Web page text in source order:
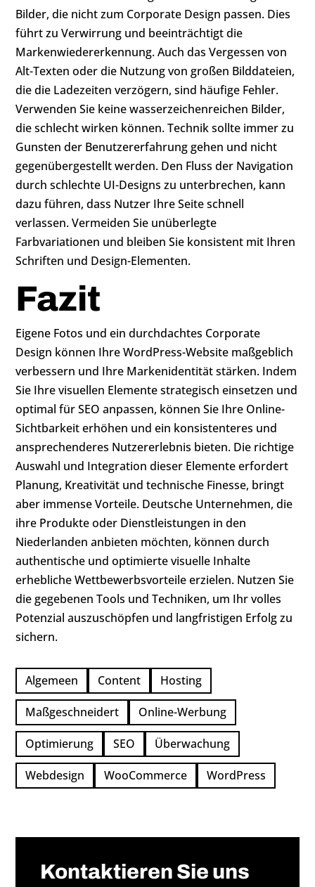
Bilder, die nicht zum Corporate Design passen. Dies
führt zu Verwirrung und beeinträchtigt die
Markenwiedererkennung. Auch das Vergessen von
Alt-Texten oder die Nutzung von großen Bilddateien,
die die Ladezeiten verzögern, sind häufige Fehler.
Verwenden Sie keine wasserzeichenreichen Bilder,
die schlecht wirken können. Technik sollte immer zu
Gunsten der Benutzererfahrung gehen und nicht
gegenübergestellt werden. Den Fluss der Navigation
durch schlechte UI-Designs zu unterbrechen, kann
dazu führen, dass Nutzer Ihre Seite schnell
verlassen. Vermeiden Sie unüberlegte
Farbvariationen und bleiben Sie konsistent mit Ihren
Schriften und Design-Elementen.
Fazit
Eigene Fotos und ein durchdachtes Corporate
Design können Ihre WordPress-Website maßgeblich
verbessern und Ihre Markenidentität stärken. Indem
Sie Ihre visuellen Elemente strategisch einsetzen und
optimal für SEO anpassen, können Sie Ihre Online-
Sichtbarkeit erhöhen und ein konsistenteres und
ansprechenderes Nutzererlebnis bieten. Die richtige
Auswahl und Integration dieser Elemente erfordert
Planung, Kreativität und technische Finesse, bringt
aber immense Vorteile. Deutsche Unternehmen, die
ihre Produkte oder Dienstleistungen in den
Niederlanden anbieten möchten, können durch
authentische und optimierte visuelle Inhalte
erhebliche Wettbewerbsvorteile erzielen. Nutzen Sie
die gegebenen Tools und Techniken, um Ihr volles
Potenzial auszuschöpfen und langfristigen Erfolg zu
sichern.
Algemeen Content Hosting
Maßgeschneidert Online-Werbung
Optimierung SEO Überwachung
Webdesign WooCommerce WordPress
Google Forms in WordPress einbinden
Kontaktieren Sie uns